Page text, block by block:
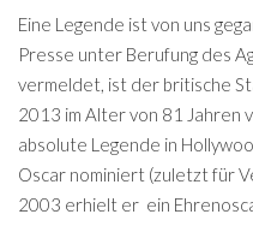
Eine Legende ist von uns
Presse unter Berufung des
vermeldet, ist der britische
2013 im Alter von 81 Jahren
absolute Legende in
Oscar nominiert (zuletzt für
2003 erhielt er ein